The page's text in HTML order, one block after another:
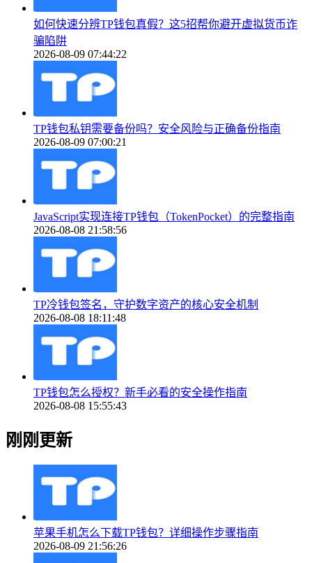
如何快速分辨TP钱包真假？这5招帮你避开虚拟货币诈
骗陷阱
2026-08-09 07:44:22
TP钱包私钥需要备份吗？安全风险与正确备份指南
2026-08-09 07:00:21
JavaScript实现连接TP钱包（TokenPocket）的完整指南
2026-08-08 21:58:56
TP冷钱包签名，守护数字资产的核心安全机制
2026-08-08 18:11:48
TP钱包怎么授权？新手必看的安全操作指南
2026-08-08 15:55:43
刚刚更新
苹果手机怎么下载TP钱包？详细操作步骤指南
2026-08-09 21:56:26